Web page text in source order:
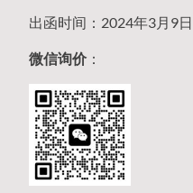
出函时间：2024年3月9日
微信询价：